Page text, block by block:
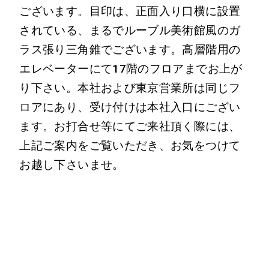
ございます。目印は、正面入り口横に設置
されている、まるでルーブル美術館風のガ
ラス張り三角錐でございます。高層階用の
エレベーターにて17階のフロアまでお上が
り下さい。本社および東京営業所は同じフ
ロアにあり、受け付けは本社入口にござい
ます。お打合せ等にてご来社頂く際には、
上記ご案内をご覧いただき、お気をつけて
お越し下さいませ。